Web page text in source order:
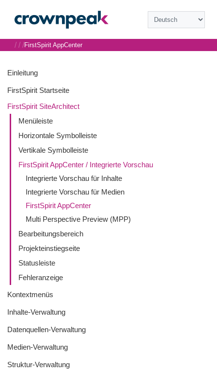
Einleitung
FirstSpirit Startseite
FirstSpirit SiteArchitect
Menüleiste
Horizontale Symbolleiste
Vertikale Symbolleiste
FirstSpirit AppCenter / Integrierte Vorschau
Integrierte Vorschau für Inhalte
Integrierte Vorschau für Medien
FirstSpirit AppCenter
Multi Perspective Preview (MPP)
Bearbeitungsbereich
Projekteinstiegseite
Statusleiste
Fehleranzeige
Kontextmenüs
Inhalte-Verwaltung
Datenquellen-Verwaltung
Medien-Verwaltung
Struktur-Verwaltung
/ / /FirstSpirit AppCenter